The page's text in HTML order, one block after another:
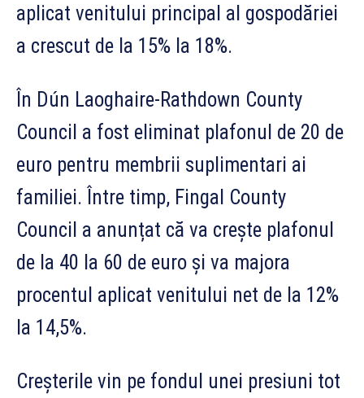
aplicat venitului principal al gospodăriei
a crescut de la 15% la 18%.
În Dún Laoghaire-Rathdown County
Council a fost eliminat plafonul de 20 de
euro pentru membrii suplimentari ai
familiei. Între timp, Fingal County
Council a anunțat că va crește plafonul
de la 40 la 60 de euro și va majora
procentul aplicat venitului net de la 12%
la 14,5%.
Creșterile vin pe fondul unei presiuni tot